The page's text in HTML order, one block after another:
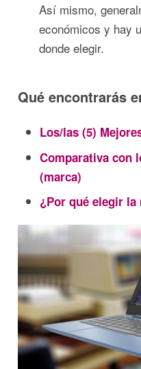
Así mismo,
económicos y hay
donde elegir.
Qué encontrarás
Los/las (5)
Comparativa con
(marca)
¿Por qué elegir la